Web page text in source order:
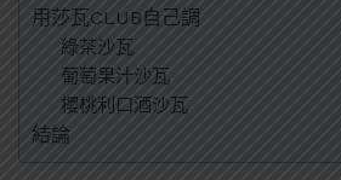
用莎瓦CLUB自己調
綠茶沙瓦
葡萄果汁沙瓦
櫻桃利口酒沙瓦
結論